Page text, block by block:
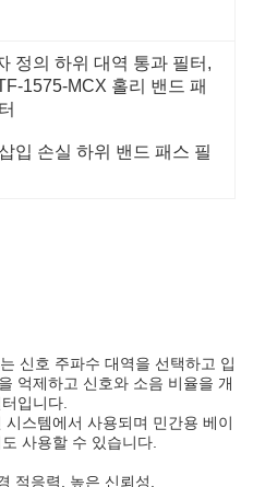
정의 하위 대역 통과 필터 ,
1575-MCX 홀리 밴드 패
입 손실 하위 밴드 패스 필
신호 주파수 대역을 선택하고 입
억제하고 신호와 소음 비율을 개
입니다.
스템에서 사용되며 민간용 베이
사용할 수 있습니다.
적응력, 높은 신뢰성.